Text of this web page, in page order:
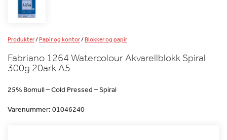
Produkter/Papir og kontor/Blokker og papir
Fabriano 1264 Watercolour Akvarellblokk Spiral
300g 20ark A5
25% Bomull – Cold Pressed – Spiral
Varenummer: 01046240